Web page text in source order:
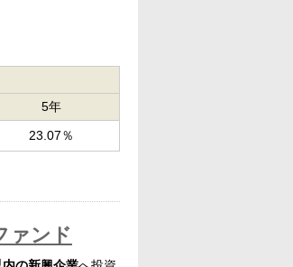
5年
23.07％
ァンド